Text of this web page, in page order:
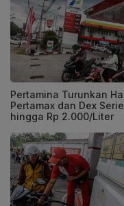
Pertamina Turunkan
Pertamax dan Dex
hingga Rp 2.000/Liter